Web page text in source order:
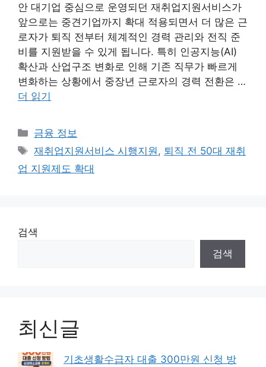
안 대기업 중심으로 운영되던 재취업지원서비스가
앞으로는 중견기업까지 확대 적용되면서 더 많은 근
로자가 퇴직 전부터 체계적인 경력 관리와 전직 준
비를 지원받을 수 있게 됩니다. 특히 인공지능(AI)
확산과 산업구조 변화로 인해 기존 직무가 빠르게
변화하는 상황에서 중장년 근로자의 경력 전환은 …
더 읽기
카
테
고
리
금융 정보
태
그
재취업지원서비스 시행지원 , 퇴직 전 50대 재취
업 지원제도 확대
검색
검색
최신글
기초생활수급자 대출 300만원 신청 방